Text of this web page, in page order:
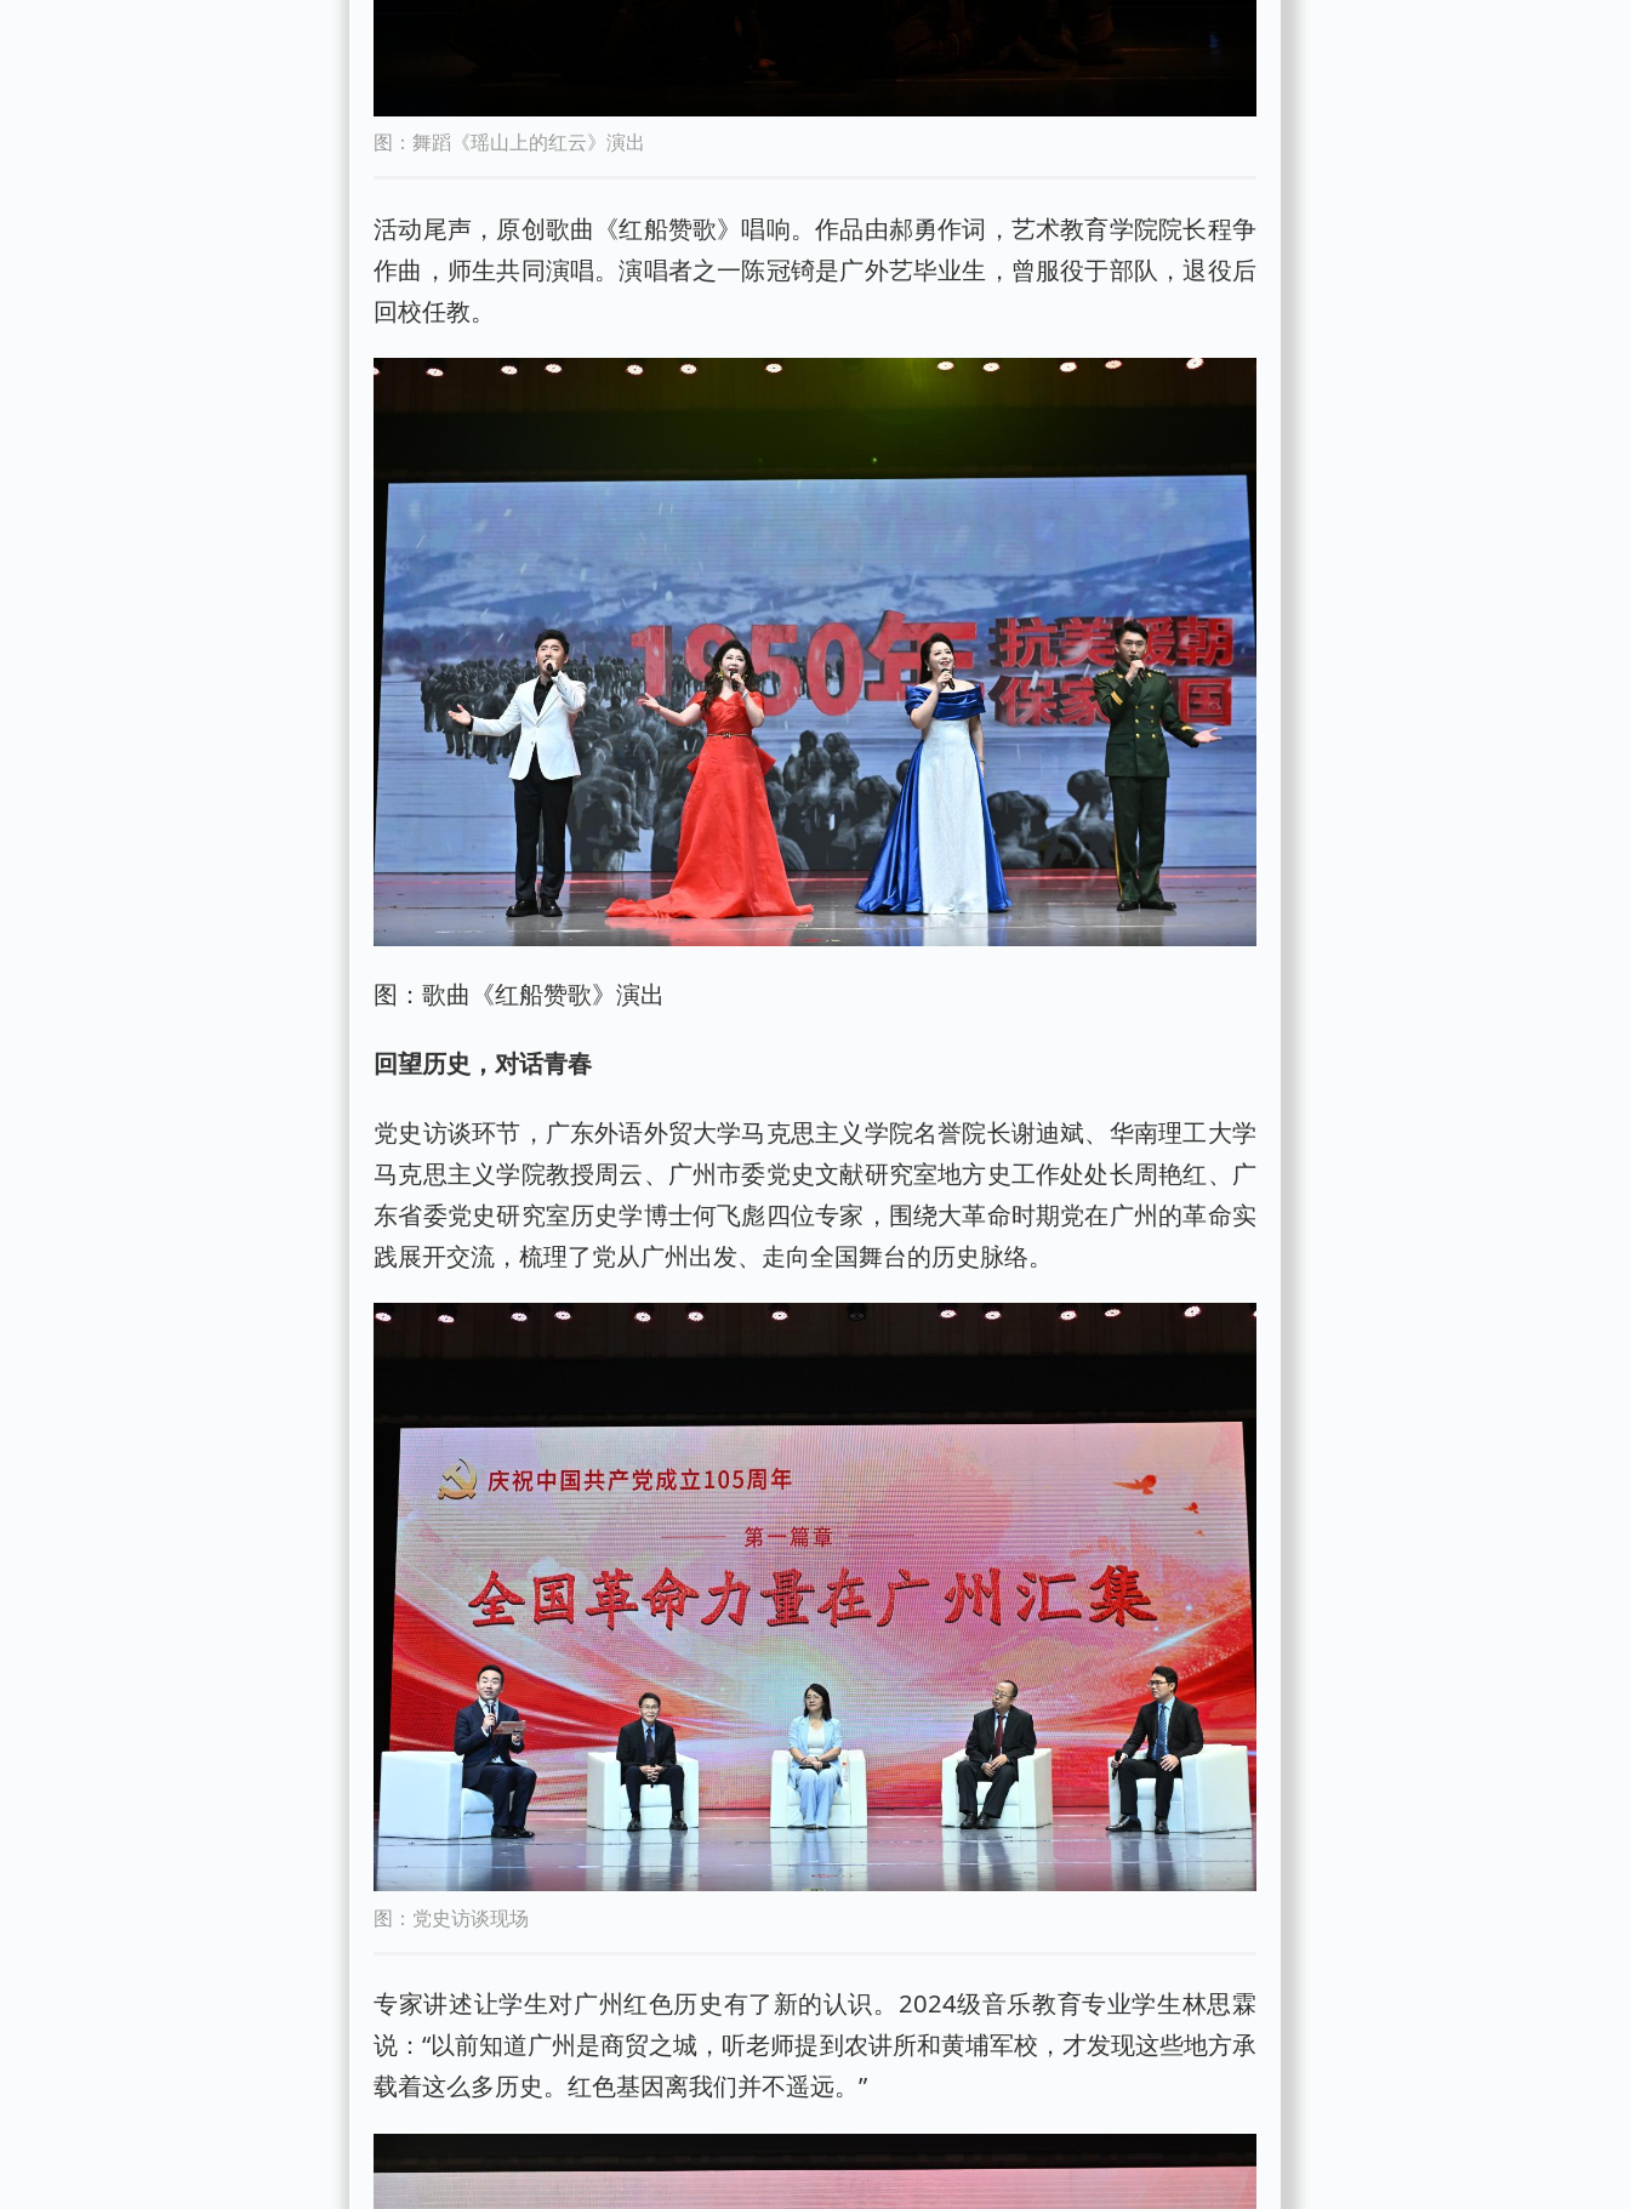
图：舞蹈《瑶山上的红云》演出
活动尾声，原创歌曲《红船赞歌》唱响。作品由郝勇作词，艺术教育学院院长程争
作曲，师生共同演唱。演唱者之一陈冠锜是广外艺毕业生，曾服役于部队，退役后
回校任教。
图：歌曲《红船赞歌》演出
回望历史，对话青春
党史访谈环节，广东外语外贸大学马克思主义学院名誉院长谢迪斌、华南理工大学
马克思主义学院教授周云、广州市委党史文献研究室地方史工作处处长周艳红、广
东省委党史研究室历史学博士何飞彪四位专家，围绕大革命时期党在广州的革命实
践展开交流，梳理了党从广州出发、走向全国舞台的历史脉络。
图：党史访谈现场
专家讲述让学生对广州红色历史有了新的认识。2024级音乐教育专业学生林思霖
说：“以前知道广州是商贸之城，听老师提到农讲所和黄埔军校，才发现这些地方承
载着这么多历史。红色基因离我们并不遥远。”